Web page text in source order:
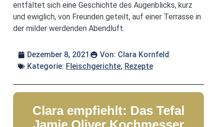
entfaltet sich eine Geschichte des Augenblicks, kurz
und ewiglich, von Freunden geteilt, auf einer Terrasse in
der milder werdenden Abendluft.
Dezember 8, 2021 Von: Clara Kornfeld
Kategorie: Fleischgerichte, Rezepte
Clara empfiehlt: Das Tefal